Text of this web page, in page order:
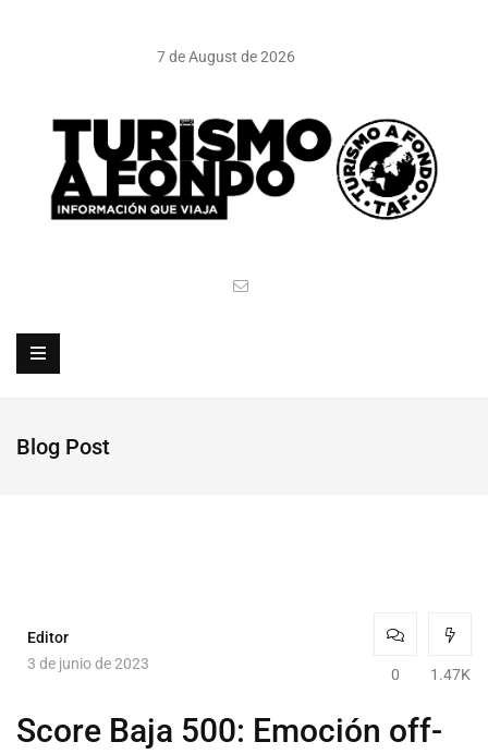
7 de August de 2026
Blog Post
Editor
3 de junio de 2023
0 1.47K
Score Baja 500: Emoción off-